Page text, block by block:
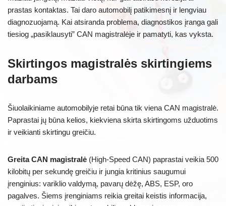
prastas kontaktas. Tai daro automobilį patikimesnį ir lengviau
diagnozuojamą. Kai atsiranda problema, diagnostikos įranga gali
tiesiog „pasiklausyti” CAN magistralėje ir pamatyti, kas vyksta.
Skirtingos magistralės skirtingiems
darbams
Šiuolaikiniame automobilyje retai būna tik viena CAN magistralė.
Paprastai jų būna kelios, kiekviena skirta skirtingoms užduotims
ir veikianti skirtingu greičiu.
Greita CAN magistralė (High-Speed CAN) paprastai veikia 500
kilobitų per sekundę greičiu ir jungia kritinius saugumui
įrenginius: variklio valdymą, pavarų dėžę, ABS, ESP, oro
pagalves. Šiems įrenginiams reikia greitai keistis informacija,